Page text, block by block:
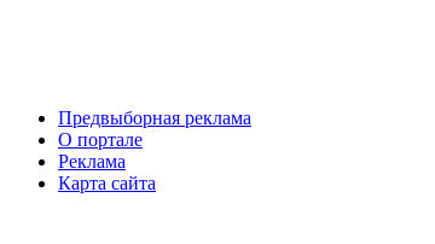
Предвыборная реклама
О портале
Реклама
Карта сайта